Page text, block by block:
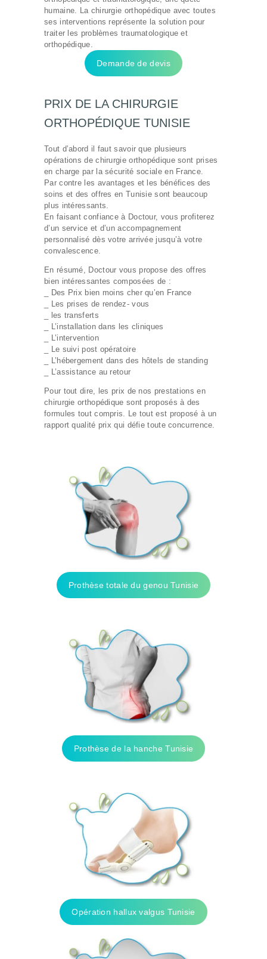
INTERVENTIONS
MÉDECINS
TARIFS
A PROPOS
SÉJOUR
CONTACT
DEMANDE DE
humaine. La chirurgie orthopédique avec toutes
ses interventions représente la solution pour
traiter les problèmes traumatologique et
orthopédique.
Demande de devis
PRIX DE LA CHIRURGIE
ORTHOPÉDIQUE TUNISIE
Tout d’abord il faut savoir que plusieurs
opérations de chirurgie orthopédique sont prises
en charge par la sécurité sociale en France.
Par contre les avantages et les bénéfices des
soins et des offres en Tunisie sont beaucoup
plus intéressants.
En faisant confiance à Doctour, vous profiterez
d’un service et d’un accompagnement
personnalisé dès votre arrivée jusqu’à votre
convalescence.
En résumé, Doctour vous propose des offres
bien intéressantes composées de :
_ Des Prix bien moins cher qu’en France
_ Les prises de rendez- vous
_ les transferts
_ L’installation dans les cliniques
_ L’intervention
_ Le suivi post opératoire
_ L’hébergement dans des hôtels de standing
_ L’assistance au retour
Pour tout dire, les prix de nos prestations en
chirurgie orthopédique sont proposés à des
formules tout compris. Le tout est proposé à un
rapport qualité prix qui défie toute concurrence.
Prothèse totale du genou Tunisie
Prothèse de la hanche Tunisie
Opération hallux valgus Tunisie